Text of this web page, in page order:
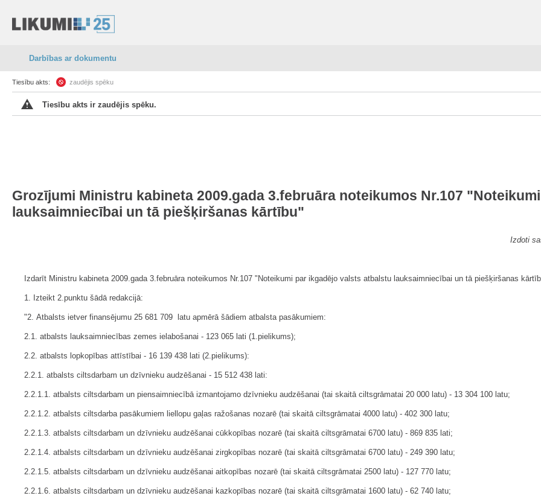
Darbības ar dokumentu
Tiesību akts: zaudējis spēku
Tiesību akts ir zaudējis spēku.
Grozījumi Ministru kabineta 2009.gada 3.februāra noteikumos Nr.107
lauksaimniecībai un tā piešķiršanas kārtību"
Izdoti
Izdarīt Ministru kabineta 2009.gada 3.februāra noteikumos Nr.107 "Noteikumi par ikgadējo valsts atbalstu lauksaimniecībai un tā piešķiršanas
1. Izteikt 2.punktu šādā redakcijā:
"2. Atbalsts ietver finansējumu 25 681 709 latu apmērā šādiem atbalsta pasākumiem:
2.1. atbalsts lauksaimniecības zemes ielabošanai - 123 065 lati (1.pielikums);
2.2. atbalsts lopkopības attīstībai - 16 139 438 lati (2.pielikums):
2.2.1. atbalsts ciltsdarbam un dzīvnieku audzēšanai - 15 512 438 lati:
2.2.1.1. atbalsts ciltsdarbam un piensaimniecībā izmantojamo dzīvnieku audzēšanai (tai skaitā ciltsgrāmatai 20 000 latu) - 13 304 100 latu;
2.2.1.2. atbalsts ciltsdarba pasākumiem liellopu gaļas ražošanas nozarē (tai skaitā ciltsgrāmatai 4000 latu) - 402 300 latu;
2.2.1.3. atbalsts ciltsdarbam un dzīvnieku audzēšanai cūkkopības nozarē (tai skaitā ciltsgrāmatai 6700 latu) - 869 835 lati;
2.2.1.4. atbalsts ciltsdarbam un dzīvnieku audzēšanai zirgkopības nozarē (tai skaitā ciltsgrāmatai 6700 latu) - 249 390 latu;
2.2.1.5. atbalsts ciltsdarbam un dzīvnieku audzēšanai aitkopības nozarē (tai skaitā ciltsgrāmatai 2500 latu) - 127 770 latu;
2.2.1.6. atbalsts ciltsdarbam un dzīvnieku audzēšanai kazkopības nozarē (tai skaitā ciltsgrāmatai 1600 latu) - 62 740 latu;